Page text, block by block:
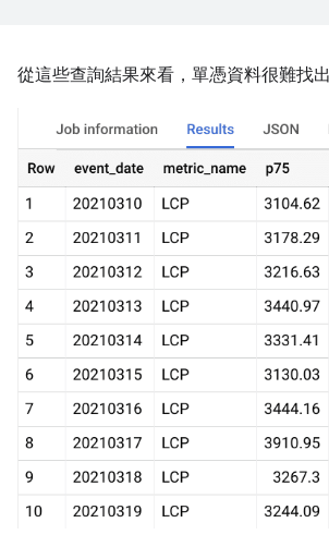
從這些查詢結果來看，單憑資料很難找